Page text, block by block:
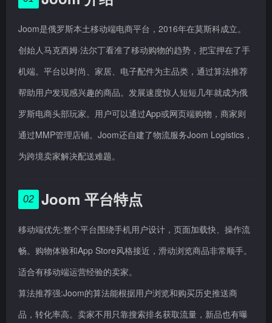
Joom是俄罗斯本土移动端电商平台，2016年在莫斯科成立。
创始人马克西姆·法尔丁看准了移动购物的趋势，把宝押在了手
机端。平台以时尚、家居、电子配件为主品类，通过算法推荐
帮助用户发现感兴趣的商品。发展速度惊人短短几年就成为俄
罗斯电商头部玩家。用户可以通过App或网页端购物，商家则
通过MMP管理店铺。Joom还自建了物流服务Joom Logistics，
为跨境卖家解决配送难题。
02 Joom 平台特点
移动端优先:整个平台围绕手机用户设计，页面加载快、操作流
畅。购物体验和App Store风格接近，滑动浏览商品非常顺手。
适合有移动端运营经验的卖家。
算法推荐强:Joom的算法能根据用户浏览和购买历史推送商
品，转化率高。卖家不用只靠搜索排名获取流量，新品也有曝